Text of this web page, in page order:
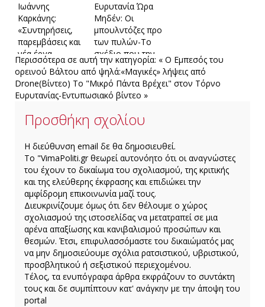
Ιωάννης
Καρκάνης:
«Συντηρήσεις,
παρεμβάσεις και
νέα έργα
ενισχύουν την
αντιπυρική
θωράκιση της
Ευρυτανίας»
Ευρυτανία Ώρα
Μηδέν: Οι
μπουλντόζες προ
των πυλών-Το
σχέδιο που την
μετατρέπει σε
βιομηχανική ζώνη
Περισσότερα σε αυτή την κατηγορία: « Ο Εμπεσός του
ορεινού Βάλτου από ψηλά:«Μαγικές» λήψεις από
Drone(Βίντεο) To "Μικρό Πάντα Βρέχει" στον Τόρνο
Ευρυτανίας-Εντυπωσιακό βίντεο »
Προσθήκη σχολίου
H διεύθυνση email δε θα δημοσιευθεί.
Το "VimaPoliti.gr θεωρεί αυτονόητο ότι οι αναγνώστες
του έχουν το δικαίωμα του σχολιασμού, της κριτικής
και της ελεύθερης έκφρασης και επιδιώκει την
αμφίδρομη επικοινωνία μαζί τους.
Διευκρινίζουμε όμως ότι δεν θέλουμε ο χώρος
σχολιασμού της ιστοσελίδας να μετατραπεί σε μια
αρένα απαξίωσης και κανιβαλισμού προσώπων και
θεσμών. Έτσι, επιφυλασσόμαστε του δικαιώματός μας
να μην δημοσιεύουμε σχόλια ρατσιστικού, υβριστικού,
προσβλητικού ή σεξιστικού περιεχομένου.
Τέλος, τα ενυπόγραφα άρθρα εκφράζουν το συντάκτη
τους και δε συμπίπτουν κατ' ανάγκην με την άποψη του
portal